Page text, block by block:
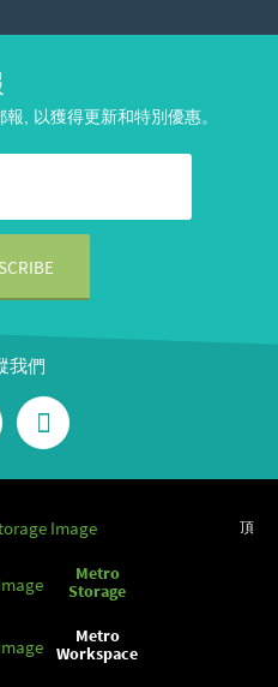
, 以獲得更新和特別優惠。
我們
Metro
Storage
Metro
Workspace
頂